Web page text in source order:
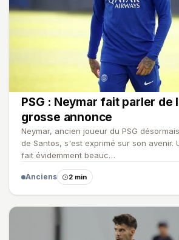
PSG : Neymar fait parler de
grosse annonce
Neymar, ancien joueur du PSG
de Santos, s'est exprimé sur son avenir.
fait évidemment beauc…
Anciens 2 min